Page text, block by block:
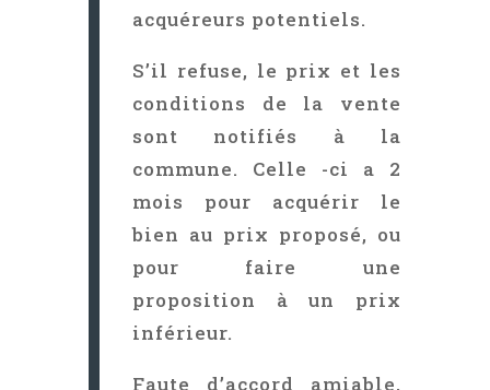
acquéreurs potentiels.
S’il refuse, le prix et les
conditions de la vente
sont notifiés à la
commune. Celle -ci a 2
mois pour acquérir le
bien au prix proposé, ou
pour faire une
proposition à un prix
inférieur.
Faute d’accord amiable,